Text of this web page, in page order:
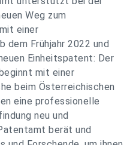
Weg zum
einer
Frühjahr 2022 und
Einheitspatent: Der
mit einer
beim Österreichischen
eine professionelle
neu und
berät und